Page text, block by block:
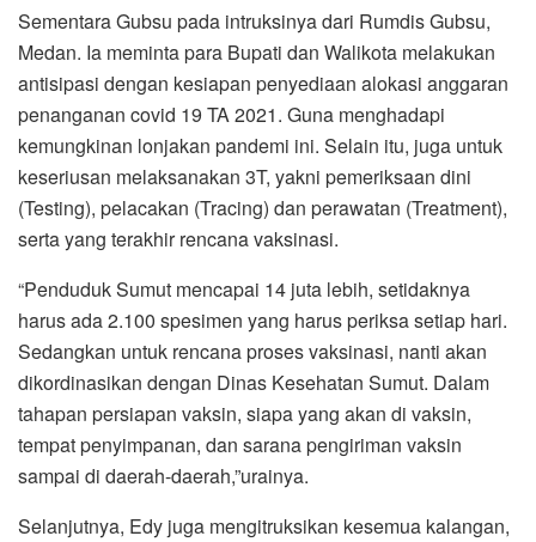
Sementara Gubsu pada intruksinya dari Rumdis Gubsu,
Medan. Ia meminta para Bupati dan Walikota melakukan
antisipasi dengan kesiapan penyediaan alokasi anggaran
penanganan covid 19 TA 2021. Guna menghadapi
kemungkinan lonjakan pandemi ini. Selain itu, juga untuk
keseriusan melaksanakan 3T, yakni pemeriksaan dini
(Testing), pelacakan (Tracing) dan perawatan (Treatment),
serta yang terakhir rencana vaksinasi.
“Penduduk Sumut mencapai 14 juta lebih, setidaknya
harus ada 2.100 spesimen yang harus periksa setiap hari.
Sedangkan untuk rencana proses vaksinasi, nanti akan
dikordinasikan dengan Dinas Kesehatan Sumut. Dalam
tahapan persiapan vaksin, siapa yang akan di vaksin,
tempat penyimpanan, dan sarana pengiriman vaksin
sampai di daerah-daerah,”urainya.
Selanjutnya, Edy juga mengitruksikan kesemua kalangan,